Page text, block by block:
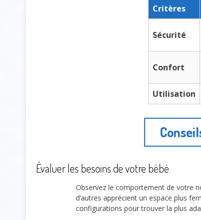
Critères
Sécurité
Confort
Utilisation
Évaluer les besoins de votre bébé
Observez le comportement de votre
d’autres apprécient un espace plus
configurations pour trouver la plus